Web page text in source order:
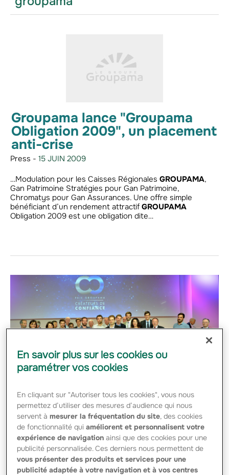
Groupama lance "Groupama
Obligation 2009", un placement
anti-crise
Press - 15 JUIN 2009
…Modulation pour les Caisses Régionales GROUPAMA,
Gan Patrimoine Stratégies pour Gan Patrimoine,
Chromatys pour Gan Assurances. Une offre simple
bénéficiant d’un rendement attractif GROUPAMA
Obligation 2009 est une obligation dite…
L'édition 2017 des Prix
"Groupama - Créateurs de
Confiance"
Press -29 JUIN 2017
#ACTIVITÉS #INNOVATION
En savoir plus sur les cookies ou
paramétrer vos cookies
En cliquant sur "Autoriser tous les cookies", vous nous
permettez d’utiliser des mesures d’audience qui nous
servent àmesurer la fréquentation du site, des cookies
de fonctionnalité quiaméliorent et personnalisent votre
expérience de navigation ainsi que des cookies pour une
publicité personnalisée. Ces derniers nous permettent de
vous présenter des produits et services pour une
publicité adaptée à votre navigation et à vos centres